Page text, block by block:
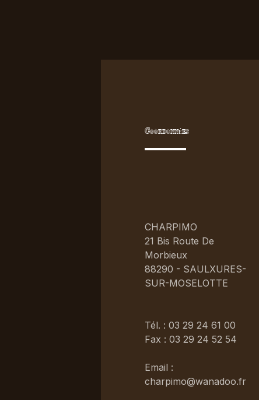
Coordonnées
CHARPIMO
21 Bis Route De
Morbieux
88290 - SAULXURES-
SUR-MOSELOTTE
Tél. : 03 29 24 61 00
Fax : 03 29 24 52 54
Email :
charpimo@wanadoo.fr